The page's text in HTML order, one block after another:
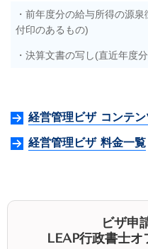
・前年度分の給与所得の源
付印のあるもの)
・決算文書の写し(直近年度
経営管理ビザ コンテ
経営管理ビザ 料金一覧
ビザ申
LEAP行政書士